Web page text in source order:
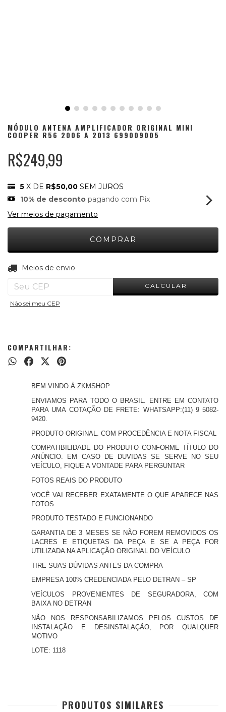
MÓDULO ANTENA AMPLIFICADOR ORIGINAL MINI
COOPER R56 2006 A 2013 699009005
R$249,99
5 X DE R$50,00 SEM JUROS
10% de desconto pagando com Pix
Ver meios de pagamento
Entregas para o CEP:
Meios de envio
CALCULAR
Não sei meu CEP
COMPARTILHAR:
BEM VINDO À ZKMSHOP
ENVIAMOS PARA TODO O BRASIL. ENTRE EM CONTATO
PARA UMA COTAÇÃO DE FRETE: WHATSAPP:(11) 9 5082-
9420.
PRODUTO ORIGINAL. COM PROCEDÊNCIA E NOTA FISCAL
COMPATIBILIDADE DO PRODUTO CONFORME TÍTULO DO
ANÚNCIO. EM CASO DE DUVIDAS SE SERVE NO SEU
VEÍCULO, FIQUE A VONTADE PARA PERGUNTAR
FOTOS REAIS DO PRODUTO
VOCÊ VAI RECEBER EXATAMENTE O QUE APARECE NAS
FOTOS
PRODUTO TESTADO E FUNCIONANDO
GARANTIA DE 3 MESES SE NÃO FOREM REMOVIDOS OS
LACRES E ETIQUETAS DA PEÇA E SE A PEÇA FOR
UTILIZADA NA APLICAÇÃO ORIGINAL DO VEÍCULO
TIRE SUAS DÚVIDAS ANTES DA COMPRA
EMPRESA 100% CREDENCIADA PELO DETRAN – SP
VEÍCULOS PROVENIENTES DE SEGURADORA, COM
BAIXA NO DETRAN
NÃO NOS RESPONSABILIZAMOS PELOS CUSTOS DE
INSTALAÇÃO E DESINSTALAÇÃO, POR QUALQUER
MOTIVO
LOTE: 1118
PRODUTOS SIMILARES